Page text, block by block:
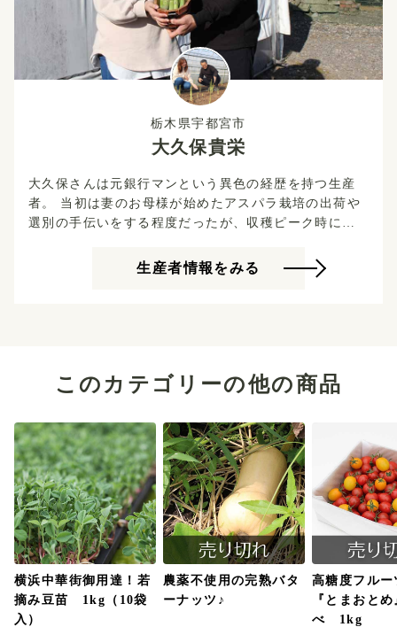
栃木県宇都宮市
大久保貴栄
大久保さんは元銀行マンという異色の経歴を持つ生産
者。 当初は妻のお母様が始めたアスパラ栽培の出荷や
選別の手伝いをする程度だったが、収穫ピーク時には
ながらも作業を手伝ううち、農業の楽しさやりがいを
感じるようになっていった大久保さん。 安定した職業
周りには学べる環境や先輩農家も少なく、大久保さん
自身農業未経験。 全てが手探りの状況の中、とにかく
を取り続け、新しいことを試していった。 土地は砂目
で水はけがよすぎることから、肥料を与えても水と一
緒に流れてしまう土壌質。 さらに、1mも掘れば石がゴ
ロゴロと出てくる。 支柱はハンマーで打たないと入っ
ていかない。アスパラどころか農産物を作るには不向
きな土地だった。 そこから独自に微生物や有機肥料に
ついて調べ、土壌をじっくりと改善していった。 今で
はしっとりとした保水・保肥力の高い、アスパラに適
した土へと仕上がった。 まさに“農業界の半沢直樹”と
でもいうべき、不屈の精神で出来上がった大久保さん
生産者情報をみる
このカテゴリーの他の商品
横浜中華街御用達！若
摘み豆苗 1kg（10袋
入）
農薬不使用の完熟バタ
ーナッツ♪
高糖度フルー
『とまおと
べ 1kg